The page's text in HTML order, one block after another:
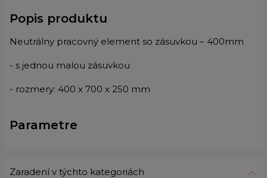
Popis produktu
Neutrálny pracovný element so zásuvkou – 400mm
- s jednou malou zásuvkou
- rozmery: 400 x 700 x 250 mm
Parametre
Zaradení v týchto kategoriách